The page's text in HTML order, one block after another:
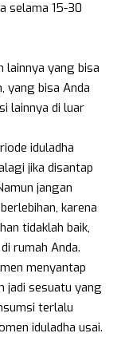
selama 15-30
lainnya yang bisa
yang bisa Anda
lainnya di luar
iduladha
jika disantap
jangan
karena
tidaklah baik,
rumah Anda.
menyantap
jadi sesuatu yang
terlalu
iduladha usai.